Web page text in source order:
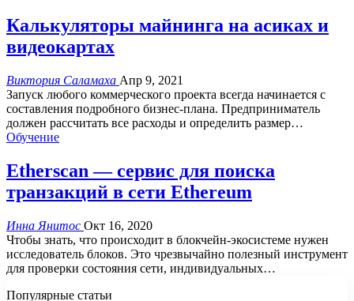
Калькуляторы майнинга на асиках и
видеокартах
Виктория Саламаха Апр 9, 2021
Запуск любого коммерческого проекта всегда начинается с
составления подробного бизнес-плана. Предприниматель
должен рассчитать все расходы и определить размер…
Обучение
Etherscan — сервис для поиска
транзакций в сети Ethereum
Инна Янитос Окт 16, 2020
Чтобы знать, что происходит в блокчейн-экосистеме нужен
исследователь блоков. Это чрезвычайно полезный инструмент
для проверки состояния сети, индивидуальных…
Популярные статьи